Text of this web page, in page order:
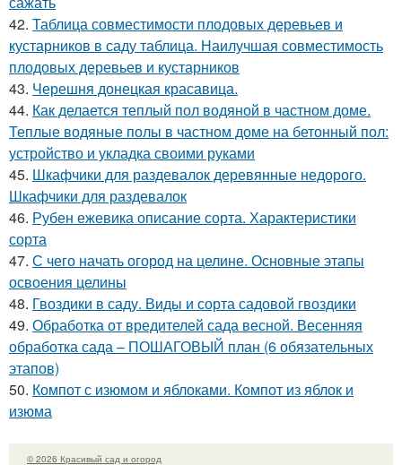
42. Таблица совместимости плодовых деревьев и
кустарников в саду таблица. Наилучшая совместимость
плодовых деревьев и кустарников
43. Черешня донецкая красавица.
44. Как делается теплый пол водяной в частном доме.
Теплые водяные полы в частном доме на бетонный пол:
устройство и укладка своими руками
45. Шкафчики для раздевалок деревянные недорого.
Шкафчики для раздевалок
46. Рубен ежевика описание сорта. Характеристики
сорта
47. С чего начать огород на целине. Основные этапы
освоения целины
48. Гвоздики в саду. Виды и сорта садовой гвоздики
49. Обработка от вредителей сада весной. Весенняя
обработка сада – ПОШАГОВЫЙ план (6 обязательных
этапов)
50. Компот с изюмом и яблоками. Компот из яблок и
изюма
© 2026 Красивый сад и огород